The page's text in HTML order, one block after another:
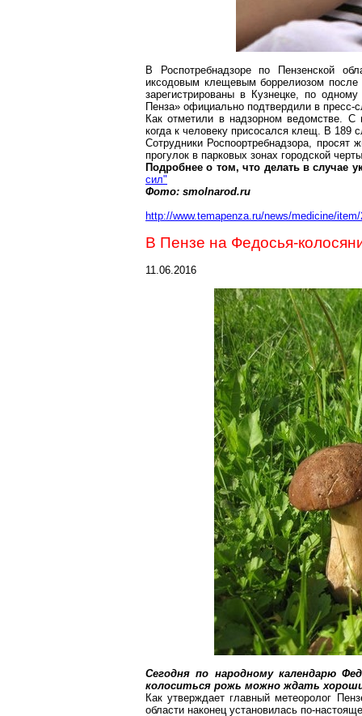
В Роспотребнадзорепо Пензенской
иксодовым клещевымборрелиозом после
зарегистрированы в Кузнецке, по
Пенза» официально подтвердили в пресс-
Как отметили в надзорном ведомстве.
когда к человеку присосался клещ. В 189
Сотрудники Роспоортребнадзора, просят
прогулок в парковых зонах городской
Подробнее о том, что делать в случае
сил"
Фото: smolnarod.ru
http://www.temapenza.ru/news/medicine/
В Пензе на Федосья-
11.06.2016
Сегодня по народному календарю
колоситься рожь можно ждать
Как утверждает главный метеоролог
области наконец установилась по-